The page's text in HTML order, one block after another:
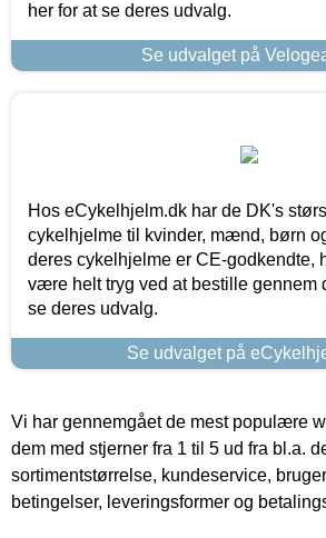
her for at se deres udvalg.
Se udvalget på
Hos eCykelhjelm.dk har de DK's
cykelhjelme til kvinder, mænd, børn
deres cykelhjelme er CE-godkendte,
være helt tryg ved at bestille gennem
se deres udvalg.
Se udvalget på
Vi har gennemgået de mest populære
dem med stjerner fra 1 til 5 ud fra bl.a.
sortimentstørrelse, kundeservice,
betingelser, leveringsformer og